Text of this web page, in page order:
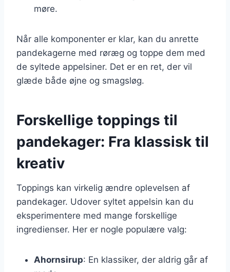
møre.
Når alle komponenter er klar, kan du anrette
pandekagerne med røræg og toppe dem med
de syltede appelsiner. Det er en ret, der vil
glæde både øjne og smagsløg.
Forskellige toppings til
pandekager: Fra klassisk til
kreativ
Toppings kan virkelig ændre oplevelsen af
pandekager. Udover syltet appelsin kan du
eksperimentere med mange forskellige
ingredienser. Her er nogle populære valg:
Ahornsirup: En klassiker, der aldrig går af